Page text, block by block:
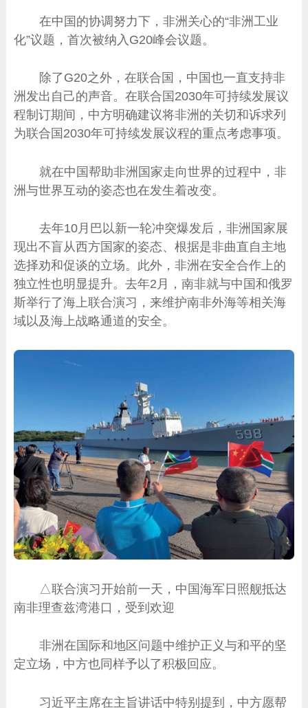
在中国的协调努力下，非洲关心的“非洲工业
化”议题，首次被纳入G20峰会议题。
除了G20之外，在联合国，中国也一直支持非
洲发出自己的声音。在联合国2030年可持续发展议
程制订期间，中方明确建议将非洲的关切和诉求列
为联合国2030年可持续发展议程的重点考虑事项。
就在中国帮助非洲国家走向世界的过程中，非
洲与世界互动的姿态也在发生着改变。
去年10月巴以新一轮冲突爆发后，非洲国家展
现出不盲从西方国家的姿态、根据是非曲直自主地
选择劝和促谈的立场。此外，非洲在安全合作上的
独立性也明显提升。去年2月，南非就与中国和俄罗
斯举行了海上联合演习，来维护南非外海等相关海
域以及海上战略通道的安全。
△联合演习开始前一天，中国海军日照舰抵达
南非理查兹湾港口，受到欢迎
非洲在国际和地区问题中维护正义与和平的坚
定立场，中方也同样予以了积极回应。
习近平主席在主旨讲话中特别提到，中方愿帮